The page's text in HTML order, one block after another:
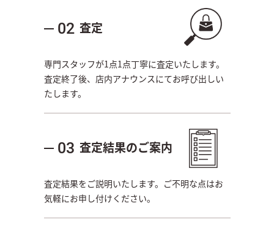
02 査定
専門スタッフが1点1点丁寧に査定いたします。
査定終了後、店内アナウンスにてお呼び出しい
たします。
03 査定結果のご案内
査定結果をご説明いたします。ご不明な点はお
気軽にお申し付けください。